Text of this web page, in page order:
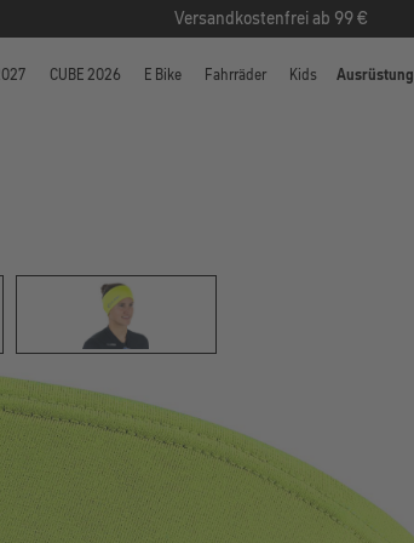
Versandkostenfrei ab 99 €
CUBE 2026 E Bike Fahrräder Kids Ausrüstung